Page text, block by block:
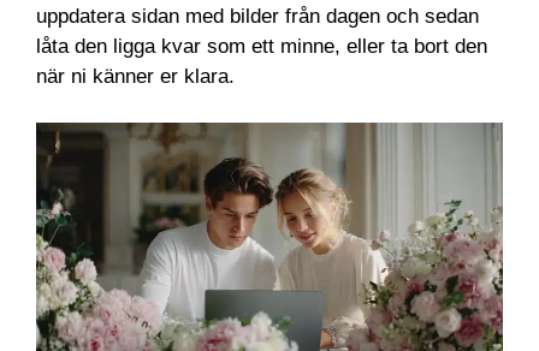
uppdatera sidan med bilder från dagen och sedan
låta den ligga kvar som ett minne, eller ta bort den
när ni känner er klara.